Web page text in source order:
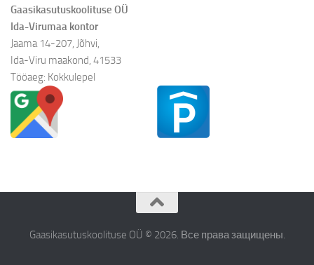
Gaasikasutuskoolituse OÜ
Ida-Virumaa kontor
Jaama 14-207, Jõhvi,
Ida-Viru maakond, 41533
Tööaeg: Kokkulepel
Gaasikasutuskoolituse OÜ © 2026. Все права защищены.